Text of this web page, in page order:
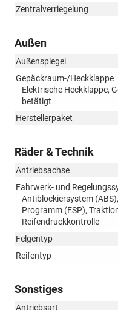
Zentralverriegelung
Außen
Außenspiegel
Gepäckraum-/Heckklappe
Elektrische Heckklappe,
betätigt
Herstellerpaket
Räder & Technik
Antriebsachse
Fahrwerk- und
Antiblockiersystem
Programm (ESP),
Reifendruckkontrolle
Felgentyp
Reifentyp
Sonstiges
Antriebsart